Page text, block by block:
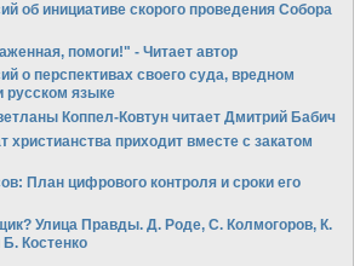
об инициативе скорого проведения Собора
помоги!" - Читает автор
о перспективах своего суда, вредном
русском языке
Коппел-Ковтун читает Дмитрий Бабич
христианства приходит вместе с закатом
План цифрового контроля и сроки его
Улица Правды. Д. Роде, С. Колмогоров, К.
Б. Костенко